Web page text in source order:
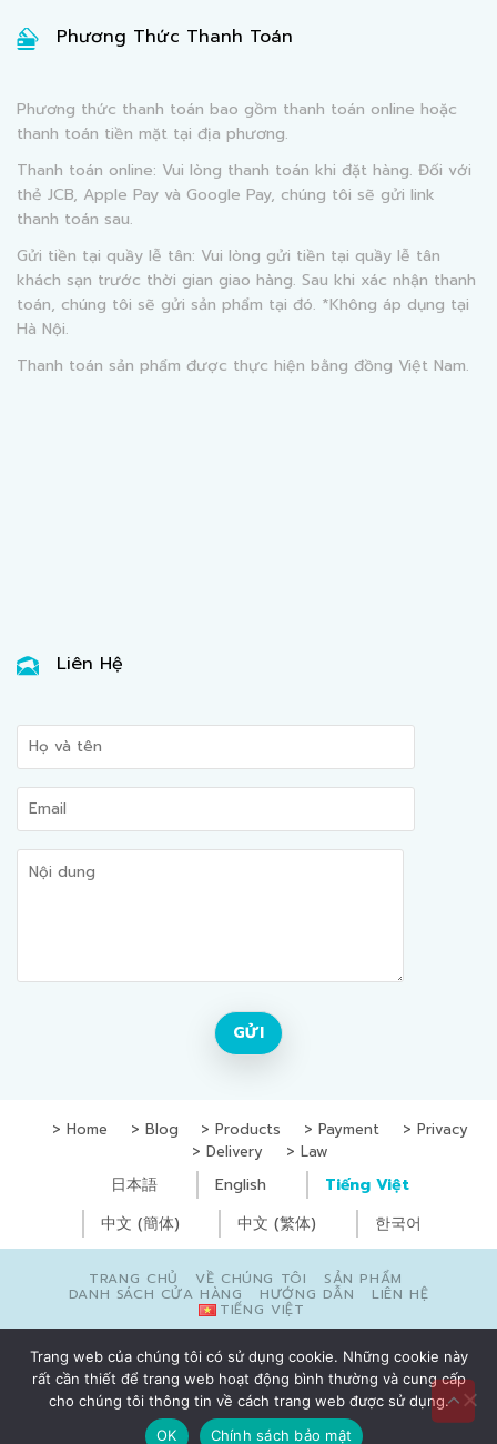
Phương Thức Thanh Toán
Phương thức thanh toán bao gồm thanh toán online hoặc
thanh toán tiền mặt tại địa phương.
Thanh toán online: Vui lòng thanh toán khi đặt hàng. Đối với
thẻ JCB, Apple Pay và Google Pay, chúng tôi sẽ gửi link
thanh toán sau.
Gửi tiền tại quầy lễ tân: Vui lòng gửi tiền tại quầy lễ tân
khách sạn trước thời gian giao hàng. Sau khi xác nhận thanh
toán, chúng tôi sẽ gửi sản phẩm tại đó. *Không áp dụng tại
Hà Nội.
Thanh toán sản phẩm được thực hiện bằng đồng Việt Nam.
Liên Hệ
Home Blog Products Payment
Privacy
Delivery
Law
日本語 English
Tiếng Việt
中文 (簡体)
中文 (繁体) 한국어
TRANG CHỦ VỀ CHÚNG TÔI SẢN PHẨM
DANH SÁCH CỬA HÀNG HƯỚNG DẪN LIÊN HỆ
TIẾNG VIỆT
0₫
Trang web của chúng tôi có sử dụng cookie. Những cookie này
rất cần thiết để trang web hoạt động bình thường và cung cấp
cho chúng tôi thông tin về cách trang web được sử dụng.
OK
Chính sách bảo mật